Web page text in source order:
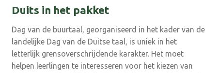
Duits in het pakket
Dag van de buurtaal, georganiseerd in het kader van de
landelijke Dag van de Duitse taal, is uniek in het
letterlijk grensoverschrijdende karakter. Het moet
helpen leerlingen te interesseren voor het kiezen van